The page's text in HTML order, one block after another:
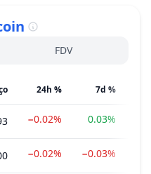
FDV
24h % 7d %
−0.02% 0.03%
−0.02% −0.03%